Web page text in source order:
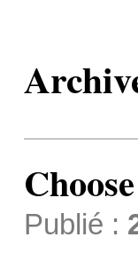
Publié :